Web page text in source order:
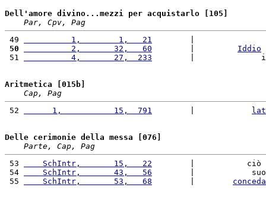
Dell'amore divino...mezzi per acquistarlo [105]
Par, Cpv, Pag
49
          1,        1,   21
50
          2,       32,   60
Iddio
51
          4,       27,  233
|
Aritmetica [015b]
Cap, Pag
52
      1,           15,  791
Delle cerimonie della messa [076]
Parte, Cap, Pag
53
    SchIntr,       15,   22
|
54
    SchIntr,       43,   56
|
55
    SchIntr,       53,   68
conceda